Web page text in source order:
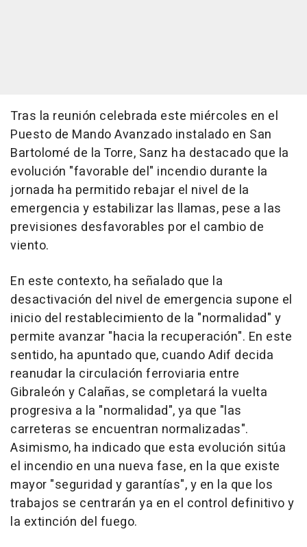
Tras la reunión celebrada este miércoles en el
Puesto de Mando Avanzado instalado en San
Bartolomé de la Torre, Sanz ha destacado que la
evolución "favorable del" incendio durante la
jornada ha permitido rebajar el nivel de la
emergencia y estabilizar las llamas, pese a las
previsiones desfavorables por el cambio de
viento.
En este contexto, ha señalado que la
desactivación del nivel de emergencia supone el
inicio del restablecimiento de la "normalidad" y
permite avanzar "hacia la recuperación". En este
sentido, ha apuntado que, cuando Adif decida
reanudar la circulación ferroviaria entre
Gibraleón y Calañas, se completará la vuelta
progresiva a la "normalidad", ya que "las
carreteras se encuentran normalizadas".
Asimismo, ha indicado que esta evolución sitúa
el incendio en una nueva fase, en la que existe
mayor "seguridad y garantías", y en la que los
trabajos se centrarán ya en el control definitivo y
la extinción del fuego.